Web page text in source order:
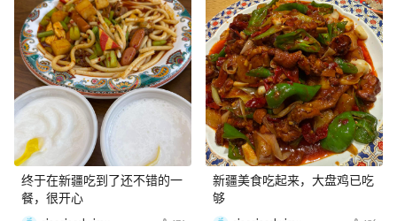
终于在新疆吃到了还不错的一
餐，很开心
新疆美食吃起来，大盘鸡已吃
够